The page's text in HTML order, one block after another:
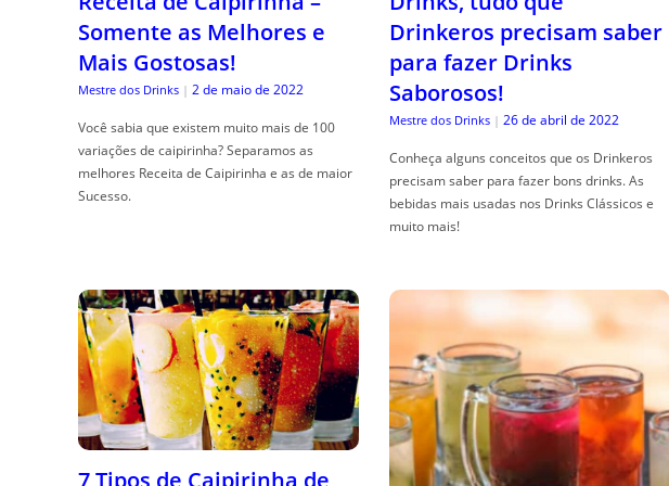
Somente as Melhores e
Mais Gostosas!
Mestre dos Drinks | 2 de maio de 2022
Você sabia que existem muito mais de 100
variações de caipirinha? Separamos as
melhores Receita de Caipirinha e as de maior
Sucesso.
Drinkeros precisam saber
para fazer Drinks
Saborosos!
Mestre dos Drinks | 26 de abril de 2022
Conheça alguns conceitos que os Drinkeros
precisam saber para fazer bons drinks. As
bebidas mais usadas nos Drinks Clássicos e
muito mais!
7 Tipos de Caipirinha de